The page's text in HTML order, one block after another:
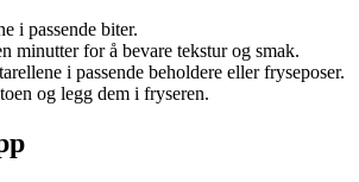
i passende biter.
minutter for å bevare tekstur og smak.
i passende beholdere eller fryseposer.
og legg dem i fryseren.